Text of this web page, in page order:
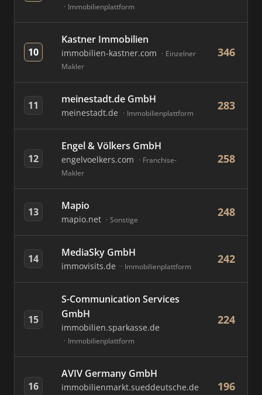
Immobilienplattform
10
Kastner Immobilien
immobilien-kastner.com
Einzelner
Makler
346
11 meinestadt.de GmbH
meinestadt.de Immobilienplattform
283
12
Engel & Völkers GmbH
engelvoelkers.com
Franchise-
Makler
258
13 Mapio
mapio.net Sonstige
248
14 MediaSky GmbH
immovisits.de Immobilienplattform
242
15
S-Communication Services
GmbH
immobilien.sparkasse.de
Immobilienplattform
224
16
AVIV Germany GmbH
immobilienmarkt.sueddeutsche.de 196